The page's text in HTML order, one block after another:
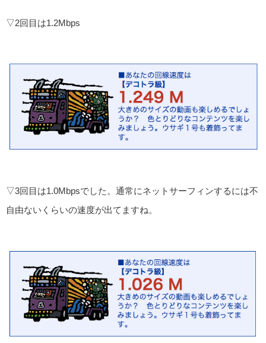
▽2回目は1.2Mbps
▽3回目は1.0Mbpsでした。通常にネットサーフィンするには不
自由ないくらいの速度が出てますね。